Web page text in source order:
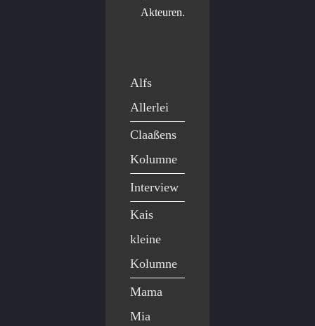
Akteuren.
Alfs
Allerlei
Claaßens
Kolumne
Interview
Kais
kleine
Kolumne
Mama
Mia